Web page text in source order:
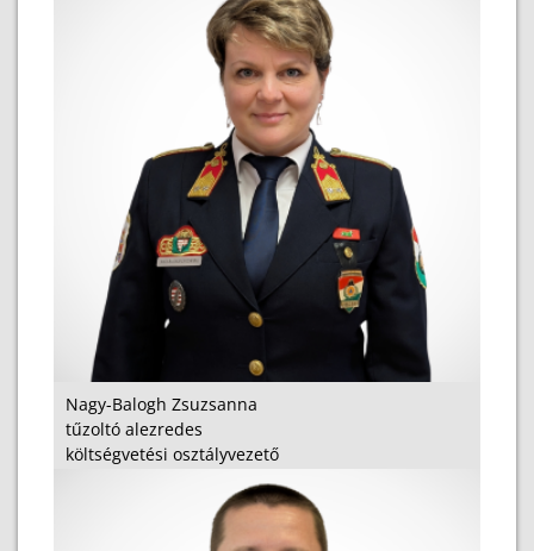
Nagy-Balogh Zsuzsanna
tűzoltó alezredes
költségvetési osztályvezető